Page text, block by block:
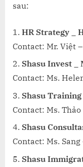
sau:
HR Strategy _
Contact: Mr. Việt
Shasu Invest _
Contact: Ms.
Shasu Training
Contact: Ms.
Shasu
Contact: Ms.
Shasu